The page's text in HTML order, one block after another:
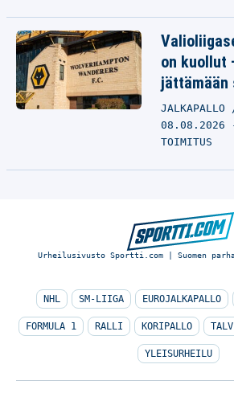
on kuollut
jättämään
JALKAPALLO
08.08.2026
TOIMITUS
Urheilusivusto Sportti.com | Suomen
NHL SM-LIIGA EUROJALKAPALLO
FORMULA 1 RALLI KORIPALLO
YLEISURHEILU